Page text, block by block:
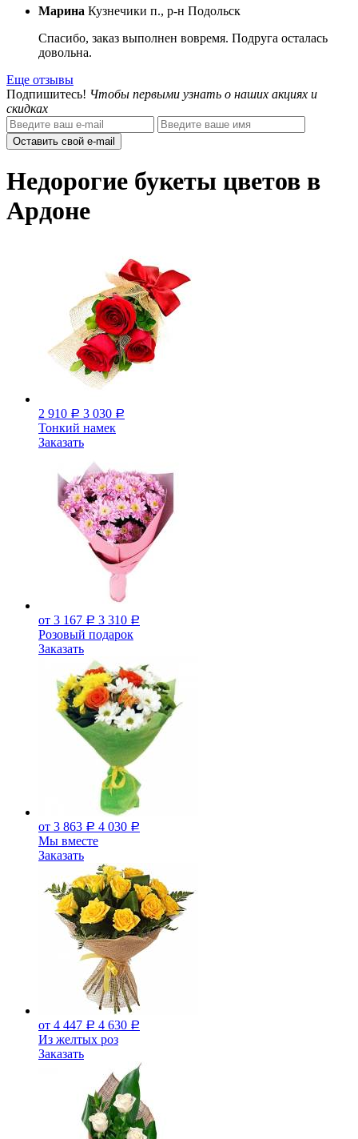
Марина Кузнечики п., р-н Подольск
Спасибо, заказ выполнен вовремя. Подруга осталась
довольна.
Еще отзывы
Подпишитесь! Чтобы первыми узнать о наших акциях и
скидках
Оставить свой e-mail
Недорогие букеты цветов в
Ардоне
2 910 Р 3 030 Р
Тонкий намек
Заказать
от 3 167 Р 3 310 Р
Розовый подарок
Заказать
от 3 863 Р 4 030 Р
Мы вместе
Заказать
от 4 447 Р 4 630 Р
Из желтых роз
Заказать